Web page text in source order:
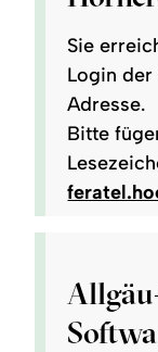
Sie
Login
Adresse.
Bitte